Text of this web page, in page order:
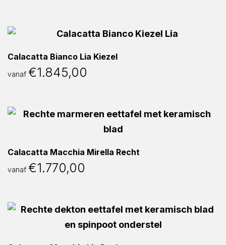
Calacatta Bianco Lia Kiezel
vanaf €1.845,00
Calacatta Macchia Mirella Recht
vanaf €1.770,00